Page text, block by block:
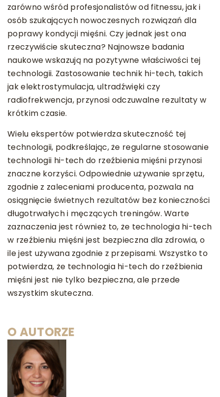
zarówno wśród profesjonalistów od fitnessu, jak i
osób szukających nowoczesnych rozwiązań dla
poprawy kondycji mięśni. Czy jednak jest ona
rzeczywiście skuteczna? Najnowsze badania
naukowe wskazują na pozytywne właściwości tej
technologii. Zastosowanie technik hi-tech, takich
jak elektrostymulacja, ultradźwięki czy
radiofrekwencja, przynosi odczuwalne rezultaty w
krótkim czasie.
Wielu ekspertów potwierdza skuteczność tej
technologii, podkreślając, że regularne stosowanie
technologii hi-tech do rzeźbienia mięśni przynosi
znaczne korzyści. Odpowiednie używanie sprzętu,
zgodnie z zaleceniami producenta, pozwala na
osiągnięcie świetnych rezultatów bez konieczności
długotrwałych i męczących treningów. Warte
zaznaczenia jest również to, że technologia hi-tech
w rzeźbieniu mięśni jest bezpieczna dla zdrowia, o
ile jest używana zgodnie z przepisami. Wszystko to
potwierdza, że technologia hi-tech do rzeźbienia
mięśni jest nie tylko bezpieczna, ale przede
wszystkim skuteczna.
O AUTORZE